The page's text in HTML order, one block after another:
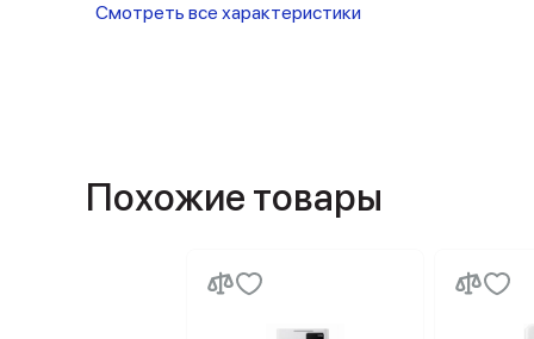
Смотреть все характеристики
Похожие товары